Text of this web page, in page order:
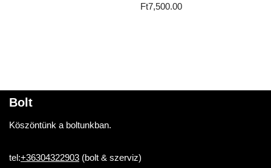
Ft7,500.00
Bolt
Köszöntünk a boltunkban.
tel:+36304322903 (bolt & szerviz)